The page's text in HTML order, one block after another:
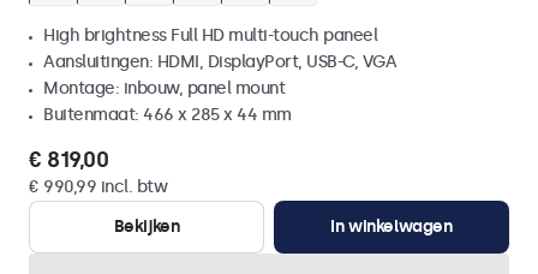
High brightness Full HD multi-touch paneel
Aansluitingen: HDMI, DisplayPort, USB-C, VGA
Montage: inbouw, panel mount
Buitenmaat: 466 x 285 x 44 mm
€ 819,00
€ 990,99 incl. btw
Bekijken
In winkelwagen